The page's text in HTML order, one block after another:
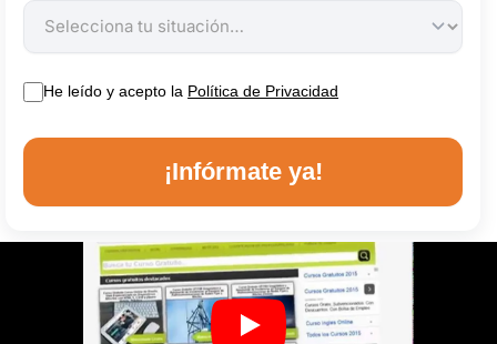
He leído y acepto la Política de Privacidad
¡Infórmate ya!